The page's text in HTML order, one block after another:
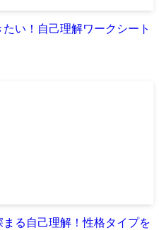
い！自己理解ワークシート
まる自己理解！性格タイプを